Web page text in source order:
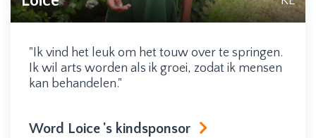
"Ik vind het leuk om het touw over te springen.
Ik wil arts worden als ik groei, zodat ik mensen
kan behandelen."
Word Loice 's kindsponsor